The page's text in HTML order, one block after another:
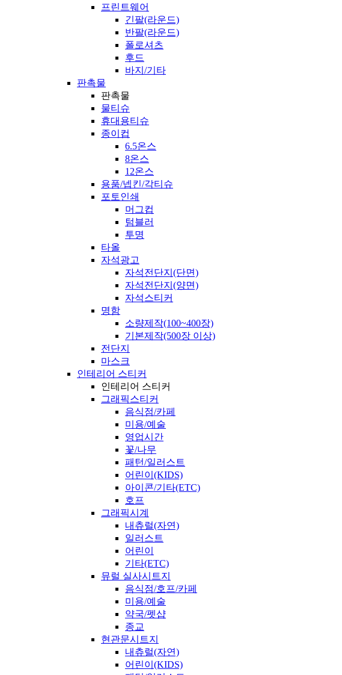
프린트웨어
긴팔(라운드)
반팔(라운드)
폴로셔츠
후드
바지/기타
판촉물
판촉물
물티슈
휴대용티슈
종이컵
6.5온스
8온스
12온스
용품/넵킨/각티슈
포토인쇄
머그컵
텀블러
투명
타올
자석광고
자석전단지(단면)
자석전단지(양면)
자석스티커
명함
소량제작(100~400장)
기본제작(500장 이상)
전단지
마스크
인테리어 스티커
인테리어 스티커
그래픽스티커
음식점/카페
미용/예술
영업시간
꽃/나무
패턴/일러스트
어린이(KIDS)
아이콘/기타(ETC)
호프
그래픽시계
내츄럴(자연)
일러스트
어린이
기타(ETC)
뮤럴 실사시트지
음식점/호프/카페
미용/예술
약국/펫샵
종교
현관문시트지
내츄럴(자연)
어린이(KIDS)